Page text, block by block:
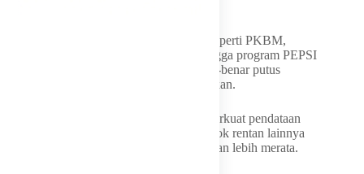
Selain itu, program pendidikan alternatif seperti PKBM,
SMA/SMK Terbuka, kelas jarak jauh, hingga program PEPSI
akan diperkuat agar anak-anak yang benar-benar putus
sekolah bisa kembali melanjutkan pendidikan.
Dinas Sosial dan P3A juga diminta memperkuat pendataan
anak disabilitas, pekerja anak, dan kelompok rentan lainnya
agar akses pendidikan inklusif dapat berjalan lebih merata.